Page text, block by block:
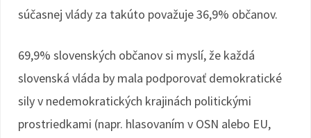
súčasnej vlády za takúto považuje 36,9% občanov.
69,9% slovenských občanov si myslí, že každá
slovenská vláda by mala podporovať demokratické
sily v nedemokratických krajinách politickými
prostriedkami (napr. hlasovaním v OSN alebo EU,